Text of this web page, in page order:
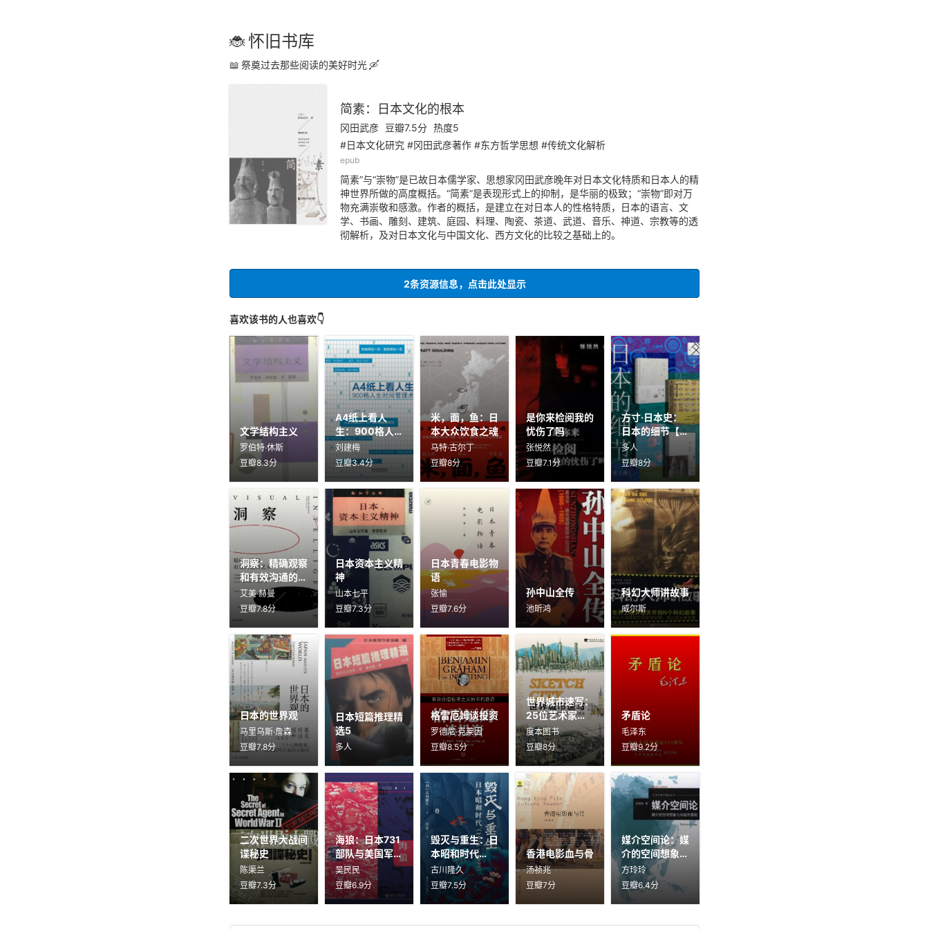
怀旧书库
祭奠过去那些阅读的美好时光
简素：日本文化的根本
冈田武彦 豆瓣7.5分 热度5
#日本文化研究 #冈田武彦著作 #东方哲学思想 #传统文化解析
epub
简素”与“崇物”是已故日本儒学家、思想家冈田武彦晚年对日本文化特质和日本人的精
神世界所做的高度概括。“简素”是表现形式上的抑制，是华丽的极致；“崇物”即对万
物充满崇敬和感激。作者的概括，是建立在对日本人的性格特质，日本的语言、文
学、书画、雕刻、建筑、庭园、料理、陶瓷、茶道、武道、音乐、神道、宗教等的透
彻解析，及对日本文化与中国文化、西方文化的比较之基础上的。
2条资源信息，点击此处显示
喜欢该书的人也喜欢👇
文学结构主义
罗伯特·休斯
豆瓣8.3分
A4纸上看人
生：900格人
生时间管理术
刘建梅
豆瓣3.4分
米，面，鱼：日
本大众饮食之魂
马特·古尔丁
豆瓣8分
是你来检阅我的
忧伤了吗
张悦然
豆瓣7.1分
方寸·日本史：
日本的细节【4
册】
多人
豆瓣8分
洞察：精确观察
和有效沟通的艺
术
艾美·赫曼
豆瓣7.8分
日本资本主义精
神
山本七平
豆瓣7.3分
日本青春电影物
语
张愉
豆瓣7.6分
孙中山全传
池昕鸿
科幻大师讲故事
威尔斯
日本的世界观
马里乌斯·詹森
豆瓣7.8分
日本短篇推理精
选5
多人
格雷厄姆谈投资
罗德尼·克莱因
豆瓣8.5分
世界城市速写：
25位艺术家的
景观速写创作与
技法
度本图书
豆瓣8分
矛盾论
毛泽东
豆瓣9.2分
二次世界大战间
谍秘史
陈渠兰
豆瓣7.3分
海狼：日本731
部队与美国军方
之间的交易内幕
吴民民
豆瓣6.9分
毁灭与重生：日
本昭和时代
（1926-
1989）
古川隆久
豆瓣7.5分
香港电影血与骨
汤祯兆
豆瓣7分
媒介空间论：媒
介的空间想象力
与城市景观
方玲玲
豆瓣6.4分